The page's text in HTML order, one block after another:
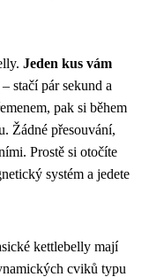
Jeden kus vám
– stačí pár sekund a
pak si během
Žádné přesouvání,
Prostě si otočíte
systém a jedete
kettlebelly mají
cviků typu